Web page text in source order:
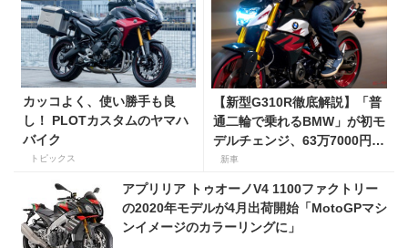
カッコよく、使い勝手も良
し！ PLOTカスタムのヤマハ
バイク
トピックス
【新型G310R徹底解説】「普
通二輪で乗れるBMW」が初モ
デルチェンジ、63万7000円で
6月デリバリー開始
新車
アプリリア トゥオーノV4 1100ファクトリー
の2020年モデルが4月出荷開始「MotoGPマシ
ンイメージのカラーリングに」